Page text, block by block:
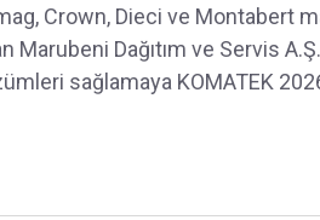
Crown, Dieci ve Montabert
Dağıtım ve Servis
sağlamaya KOMATEK